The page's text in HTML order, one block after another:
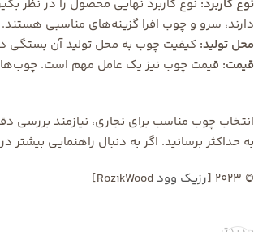
نوع کاربرد: نوع کاربرد نهایی محصول را در نظر
دارند، سرو و چوب افرا گزینه‌های مناسبی هستند.
محل تولید: کیفیت چوب به محل تولید آن بستگی
قیمت: قیمت چوب نیز یک عامل مهم است. چوب‌های
انتخاب چوب مناسب برای نجاری، نیازمند
به حداکثر برسانید. اگر به دنبال راهنمایی
© 2023 [
رزیک وود